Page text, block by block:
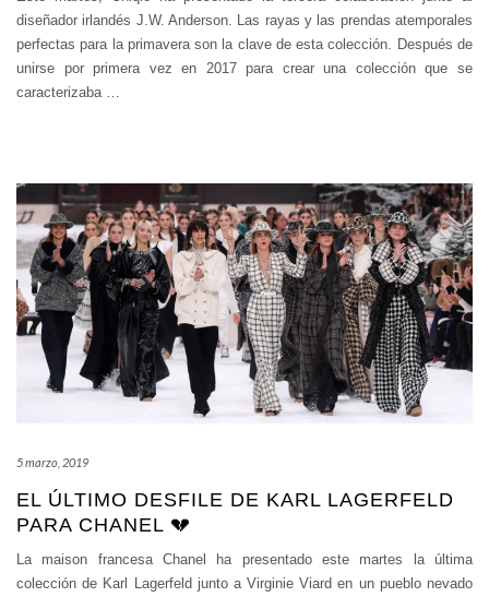
diseñador irlandés J.W. Anderson. Las rayas y las prendas atemporales
perfectas para la primavera son la clave de esta colección. Después de
unirse por primera vez en 2017 para crear una colección que se
caracterizaba
5 marzo, 2019
EL ÚLTIMO DESFILE DE KARL LAGERFELD
PARA CHANEL 💔
La maison francesa Chanel ha presentado este martes la última
colección de Karl Lagerfeld junto a Virginie Viard en un pueblo nevado